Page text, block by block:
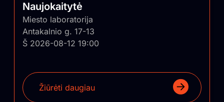
Naujokaitytė
Miesto laboratorija
Antakalnio g. 17-13
Š 2026-08-12 19:00
Žiūrėti daugiau